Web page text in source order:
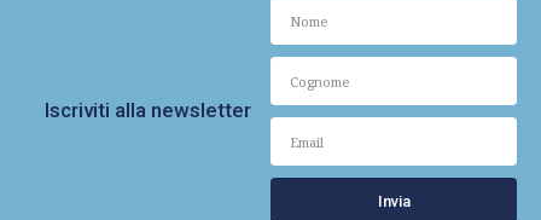
Iscriviti alla newsletter
Invia